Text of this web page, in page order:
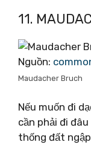
11.
Nguồn:
Maudacher Bruch
Nếu muốn đi
cần phải đi
thống đất